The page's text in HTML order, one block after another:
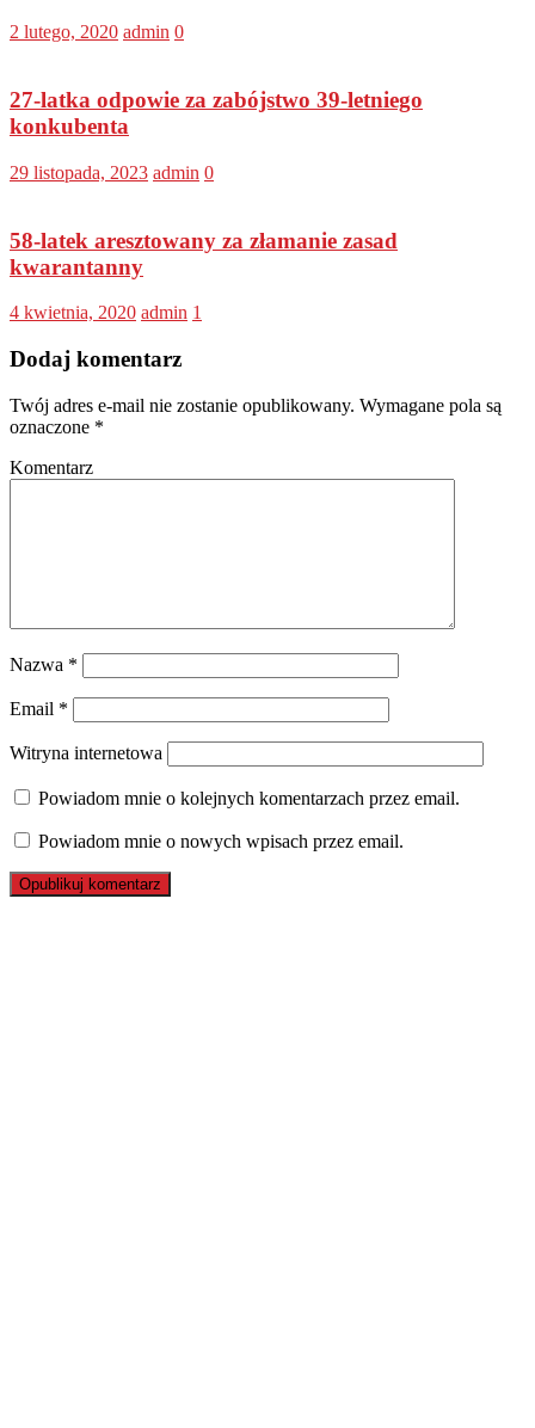
2 lutego, 2020 admin 0
27-latka odpowie za zabójstwo 39-letniego
konkubenta
29 listopada, 2023 admin 0
58-latek aresztowany za złamanie zasad
kwarantanny
4 kwietnia, 2020 admin 1
Dodaj komentarz
Twój adres e-mail nie zostanie opublikowany. Wymagane pola są
oznaczone *
Komentarz
Nazwa *
Email *
Witryna internetowa
Powiadom mnie o kolejnych komentarzach przez email.
Powiadom mnie o nowych wpisach przez email.